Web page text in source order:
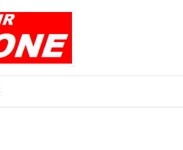
タルリペアテ